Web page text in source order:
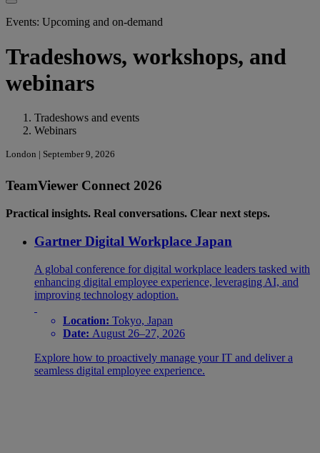
Events: Upcoming and on-demand
Tradeshows, workshops, and
webinars
Tradeshows and events
Webinars
London | September 9, 2026
TeamViewer Connect 2026
Practical insights. Real conversations. Clear next steps.
Gartner Digital Workplace Japan
A global conference for digital workplace leaders tasked with
enhancing digital employee experience, leveraging AI, and
improving technology adoption.
Location: Tokyo, Japan
Date: August 26–27, 2026
Explore how to proactively manage your IT and deliver a
seamless digital employee experience.